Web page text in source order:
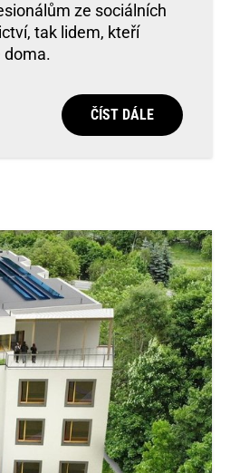
ze sociálních
tak lidem, kteří
doma.
ČÍST DÁLE